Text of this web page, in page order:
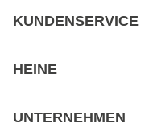
KUNDENSERVICE
HEINE
UNTERNEHMEN